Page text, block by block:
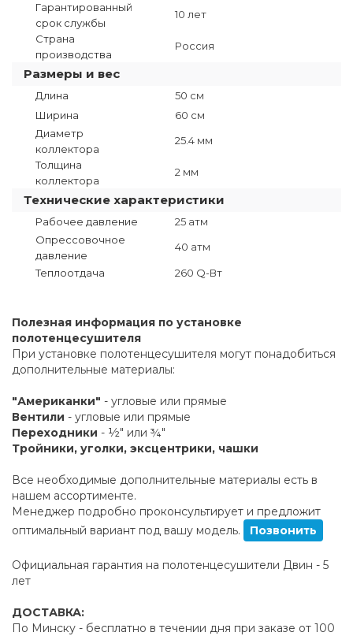
Гарантированный
срок службы
10 лет
Страна
производства
Россия
Размеры и вес
Длина
50 см
Ширина
60 см
Диаметр
коллектора
25.4 мм
Толщина
коллектора
2 мм
Технические характеристики
Рабочее давление
25 атм
Опрессовочное
давление
40 атм
Теплоотдача 260 Q-Вт
Полезная информация по установке
полотенцесушителя
При установке полотенцесушителя могут понадобиться
дополнительные материалы:
"Американки" - угловые или прямые
Вентили - угловые или прямые
Переходники - ½" или ¾"
Тройники, уголки, эксцентрики, чашки
Все необходимые дополнительные материалы есть в
нашем ассортименте.
Менеджер подробно проконсультирует и предложит
оптимальный вариант под вашу модель.
Позвонить
Официальная гарантия на полотенцесушители Двин - 5
лет
ДОСТАВКА:
По Минску - бесплатно в течении дня при заказе от 100